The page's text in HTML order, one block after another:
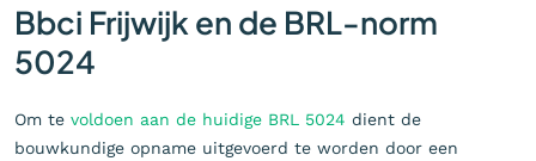
Bbci Frijwijk en de BRL-norm
5024
Om te voldoen aan de huidige BRL 5024 dient de
bouwkundige opname uitgevoerd te worden door een